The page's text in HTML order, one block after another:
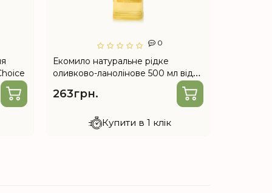
0
Екомило натуральне рідке
оливково-ланолінове 500 мл від
263грн.
Купити в 1 клік